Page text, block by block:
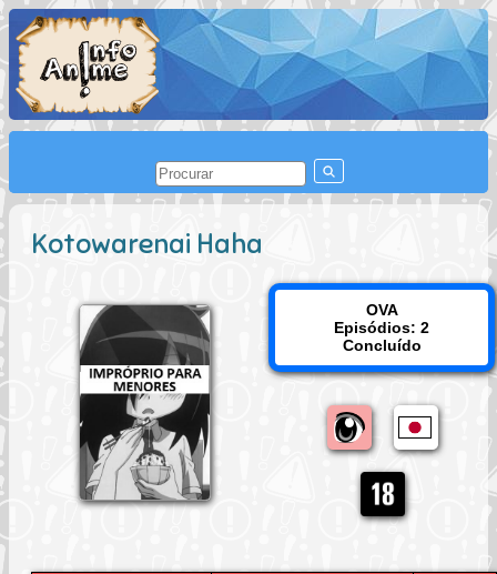
Kotowarenai Haha
OVA
Episódios: 2
Concluído